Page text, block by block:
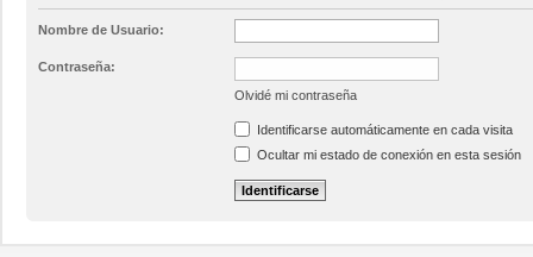
Nombre de Usuario:
Contraseña:
Olvidé mi contraseña
Identificarse automáticamente en cada visita
Ocultar mi estado de conexión en esta sesión